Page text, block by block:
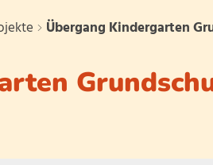
Übergang Kindergarten